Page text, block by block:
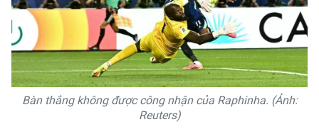
Bàn thắng không được công nhận của Raphinha. (Ảnh:
Reuters)